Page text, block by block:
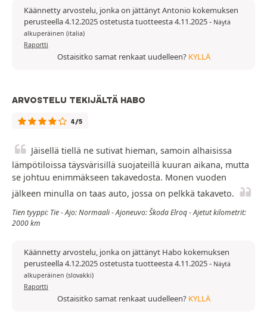
Käännetty arvostelu, jonka on jättänyt Antonio kokemuksen
perusteella 4.12.2025 ostetusta tuotteesta 4.11.2025- Näytä
alkuperäinen (italia)
Raportti
Ostaisitko samat renkaat uudelleen? KYLLÄ
ARVOSTELU TEKIJÄLTÄ HABO
4/5
Jäisellä tiellä ne sutivat hieman, samoin alhaisissa
lämpötiloissa täysvärisillä suojateillä kuuran aikana, mutta
se johtuu enimmäkseen takavedosta. Monen vuoden
jälkeen minulla on taas auto, jossa on pelkkä takaveto.
Tien tyyppi: Tie - Ajo: Normaali - Ajoneuvo: Škoda Elroq - Ajetut kilometrit:
2000 km
Käännetty arvostelu, jonka on jättänyt Habo kokemuksen
perusteella 4.12.2025 ostetusta tuotteesta 4.11.2025- Näytä
alkuperäinen (slovakki)
Raportti
Ostaisitko samat renkaat uudelleen? KYLLÄ